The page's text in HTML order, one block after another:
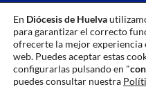
En Diócesis de Huelva
para garantizar el correcto
ofrecerte la mejor experiencia
web. Puedes aceptar estas
configurarlas pulsando en "
puedes consultar nuestra